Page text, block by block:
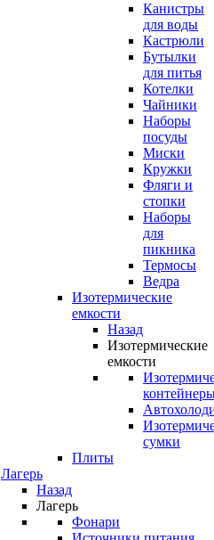
Канистры
для воды
Кастрюли
Бутылки
для питья
Котелки
Чайники
Наборы
посуды
Миски
Кружки
Фляги и
стопки
Наборы
для
пикника
Термосы
Ведра
Изотермические
емкости
Назад
Изотермические
емкости
сумки
Плиты
Лагерь
Назад
Лагерь
Фонари